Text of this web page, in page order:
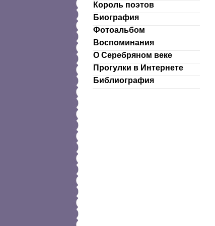
Король поэтов
Биография
Фотоальбом
Воспоминания
О Серебряном веке
Прогулки в Интернете
Библиография